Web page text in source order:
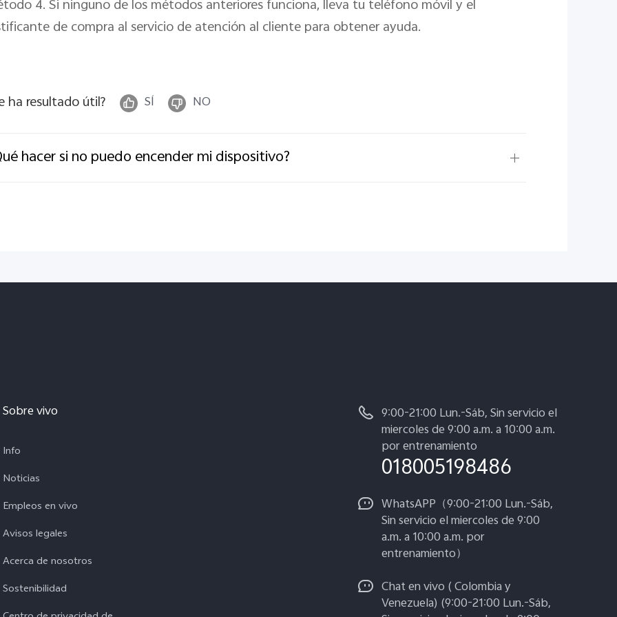
4. Si ninguno de los métodos anteriores funciona, lleva tu teléfono móvil y el
de compra al servicio de atención al cliente para obtener ayuda.
ha resultado útil? SÍ NO
hacer si no puedo encender mi dispositivo?
Sobre vivo
Info
Noticias
Empleos en vivo
Avisos legales
Acerca de nosotros
Sostenibilidad
9:00-21:00 Lun.-Sáb, Sin servicio el
miercoles de 9:00 a.m. a 10:00 a.m.
por entrenamiento
018005198486
WhatsAPP（9:00-21:00 Lun.-Sáb,
Sin servicio el miercoles de 9:00
a.m. a 10:00 a.m. por
entrenamiento）
Chat en vivo ( Colombia y
Venezuela) (9:00-21:00 Lun.-Sáb,